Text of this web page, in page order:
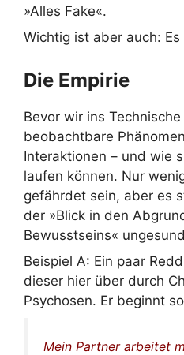
»Alles Fake«.
Wichtig ist aber auch:
Die Empirie
Bevor wir ins
beobachtbare
Interaktionen – und wie
laufen können. Nur
gefährdet sein, aber es
der »Blick in den
Bewusstseins«
Beispiel A: Ein paar
dieser hier über durch
Psychosen. Er beginnt
Mein Partner arbeitet